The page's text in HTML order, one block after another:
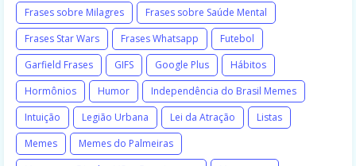
Frases sobre Milagres
Frases sobre Saúde Mental
Frases Star Wars
Frases Whatsapp
Futebol
Garfield Frases
GIFS Google Plus
Hábitos
Hormônios
Humor
Independência do Brasil Memes
Intuição
Legião Urbana Lei da Atração
Listas
Memes
Memes do Palmeiras